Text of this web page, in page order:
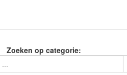
Zoeken op categorie: